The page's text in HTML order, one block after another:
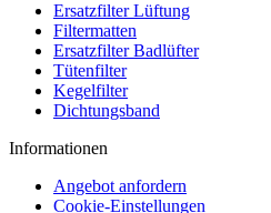
Ersatzfilter Lüftung
Filtermatten
Ersatzfilter Badlüfter
Tütenfilter
Kegelfilter
Dichtungsband
Informationen
Angebot anfordern
Cookie-Einstellungen